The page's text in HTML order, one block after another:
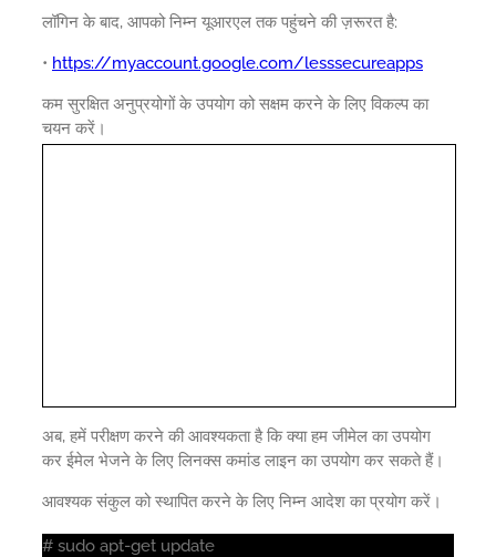
लॉगिन के बाद, आपको निम्न यूआरएल तक पहुंचने की ज़रूरत है:
• https://myaccount.google.com/lesssecureapps
कम सुरक्षित अनुप्रयोगों के उपयोग को सक्षम करने के लिए विकल्प का
चयन करें।
अब, हमें परीक्षण करने की आवश्यकता है कि क्या हम जीमेल का उपयोग
कर ईमेल भेजने के लिए लिनक्स कमांड लाइन का उपयोग कर सकते हैं।
आवश्यक संकुल को स्थापित करने के लिए निम्न आदेश का प्रयोग करें।
# sudo apt-get update